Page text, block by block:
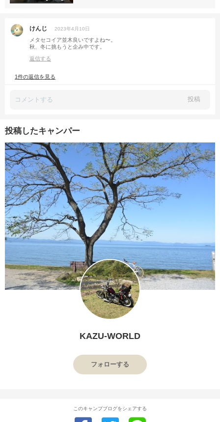
けんじ 2023年4月10日
メタセコイア並木良いですよね〜。
秋、冬に挑もうと企み中です。
返信する
1件の返信を見る
投稿
投稿したキャンパー
KAZU-WORLD
フォローする
このキャンプブログをシェアする